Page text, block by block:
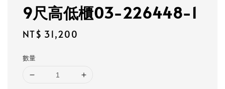
9尺高低櫃03-226448-1
Regular
NT$ 31,200
數量